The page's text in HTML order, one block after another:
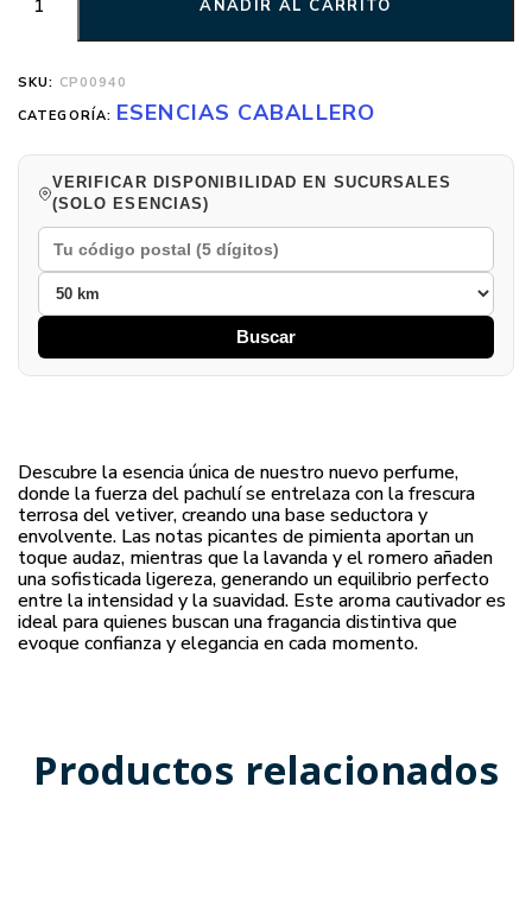
AÑADIR AL CARRITO
SKU: CP00940
CATEGORÍA: ESENCIAS CABALLERO
VERIFICAR DISPONIBILIDAD EN SUCURSALES
(SOLO ESENCIAS)
Buscar
Descubre la esencia única de nuestro nuevo perfume,
donde la fuerza del pachulí se entrelaza con la frescura
terrosa del vetiver, creando una base seductora y
envolvente. Las notas picantes de pimienta aportan un
toque audaz, mientras que la lavanda y el romero añaden
una sofisticada ligereza, generando un equilibrio perfecto
entre la intensidad y la suavidad. Este aroma cautivador es
ideal para quienes buscan una fragancia distintiva que
evoque confianza y elegancia en cada momento.
Productos relacionados